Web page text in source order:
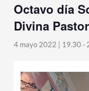
Octavo día
Divina
4 mayo 2022 | 19.30-